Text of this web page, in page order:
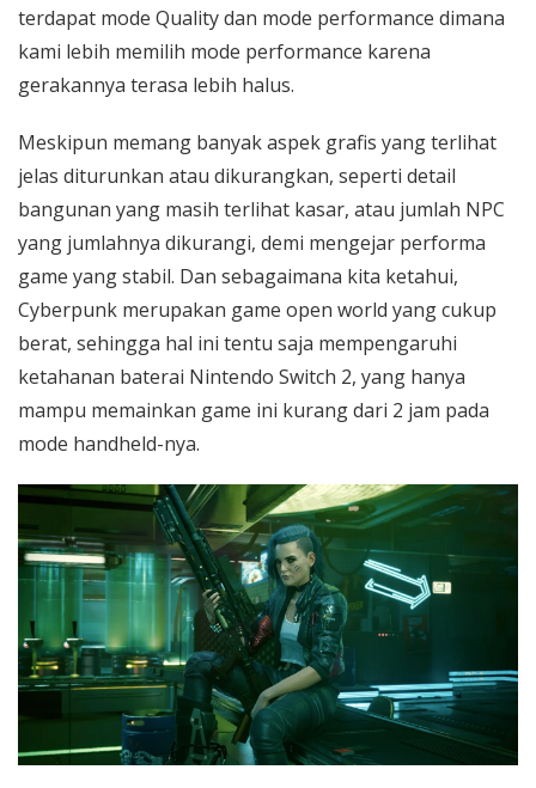
terdapat mode Quality dan mode performance dimana
kami lebih memilih mode performance karena
gerakannya terasa lebih halus.
Meskipun memang banyak aspek grafis yang terlihat
jelas diturunkan atau dikurangkan, seperti detail
bangunan yang masih terlihat kasar, atau jumlah NPC
yang jumlahnya dikurangi, demi mengejar performa
game yang stabil. Dan sebagaimana kita ketahui,
Cyberpunk merupakan game open world yang cukup
berat, sehingga hal ini tentu saja mempengaruhi
ketahanan baterai Nintendo Switch 2, yang hanya
mampu memainkan game ini kurang dari 2 jam pada
mode handheld-nya.